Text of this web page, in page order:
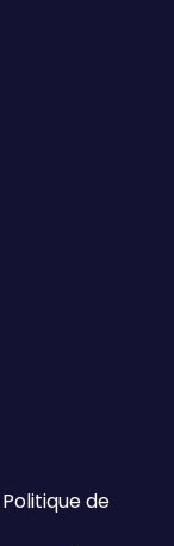
Politique de